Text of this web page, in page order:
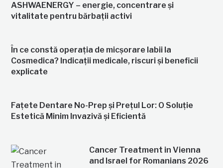
ASHWAENERGY – energie, concentrare și
vitalitate pentru bărbații activi
În ce constă operația de micșorare labii la
Cosmedica? Indicații medicale, riscuri și beneficii
explicate
Fațete Dentare No-Prep și Prețul Lor: O Soluție
Estetică Minim Invazivă și Eficientă
Cancer Treatment in Vienna
and Israel for Romanians 2026